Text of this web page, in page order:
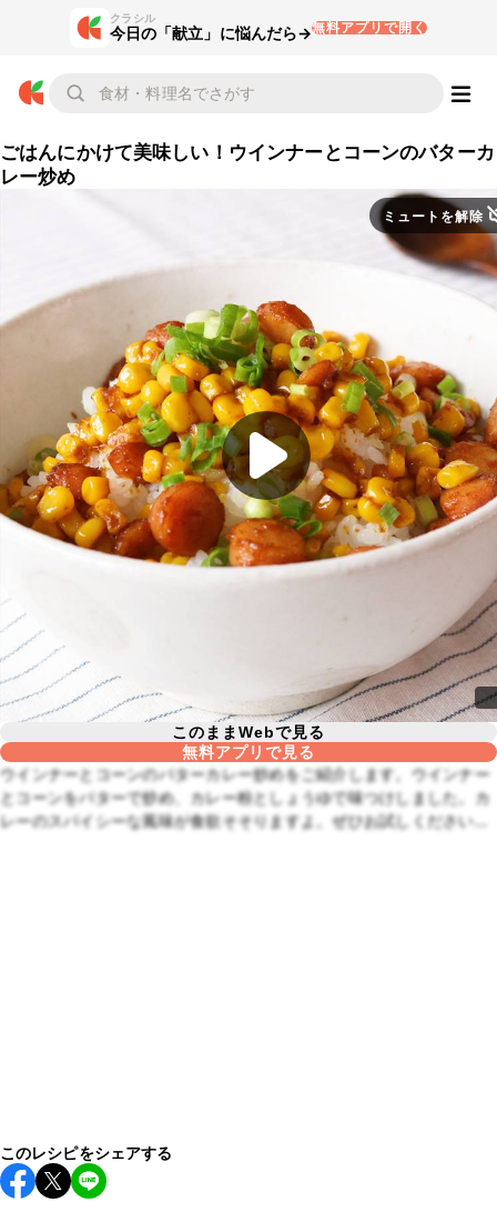
クラシル
今日の「献立」に悩んだら→無料アプリで開く
ごはんにかけて美味しい！ウインナーとコーンのバターカ
レー炒め
ミュートを解除
このままWebで見る
無料アプリで見る
ウインナーとコーンのバターカレー炒めをご紹介します。ウインナー
とコーンをバターで炒め、カレー粉としょうゆで味つけしました。カ
レーのスパイシーな風味が食欲そそりますよ。ぜひお試しください
このレシピをシェアする